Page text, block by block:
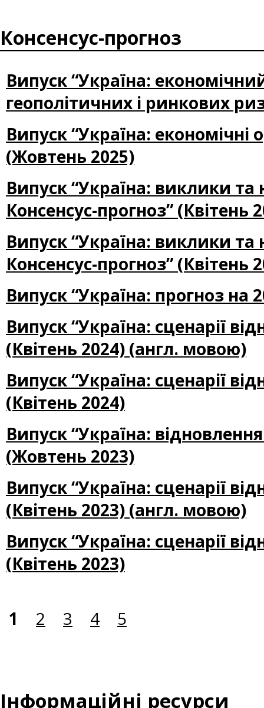
Консенсус-прогноз
Випуск “Україна:
геополітичних і ринкових
Випуск “Україна: економічні
(Жовтень 2025)
Випуск “Україна: виклики
Консенсус-прогноз” (Квітень
Випуск “Україна: виклики
Консенсус-прогноз” (Квітень
Випуск “Україна: прогноз на
Випуск “Україна: сценарії
(Квітень 2024) (англ. мовою)
Випуск “Україна: сценарії
(Квітень 2024)
Випуск “Україна:
(Жовтень 2023)
Випуск “Україна: сценарії
(Квітень 2023) (англ. мовою)
Випуск “Україна: сценарії
(Квітень 2023)
1 2 3 4 5
Інформаційні ресурси